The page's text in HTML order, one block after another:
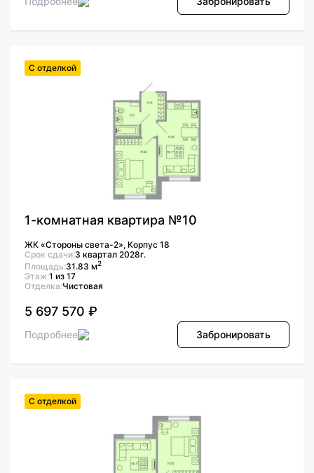
С отделкой
1-комнатная квартира №10
ЖК «Стороны света-2», Корпус 18
Срок сдачи:3 квартал 2028г.
Площадь:31.83 м2
Этаж:1 из 17
Отделка:Чистовая
5 697 570 ₽
Подробнее Забронировать
С отделкой